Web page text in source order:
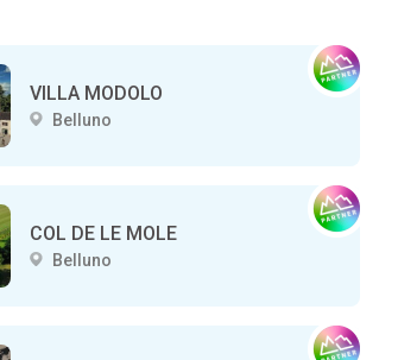
VILLA MODOLO
Belluno
COL DE LE MOLE
Belluno